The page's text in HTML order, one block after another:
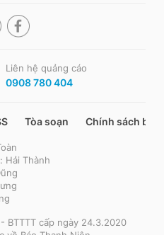
Liên hệ quảng cáo
0908 780 404
Tòa soạn Chính sách bảo
Hải Thành
BTTTT cấp ngày 24.3.2020